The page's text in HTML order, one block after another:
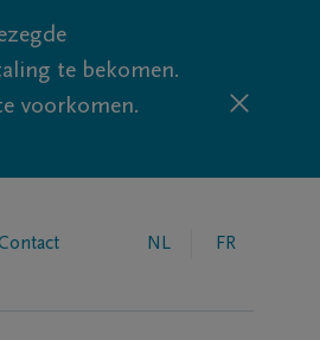
te bekomen.
voorkomen.
NL FR